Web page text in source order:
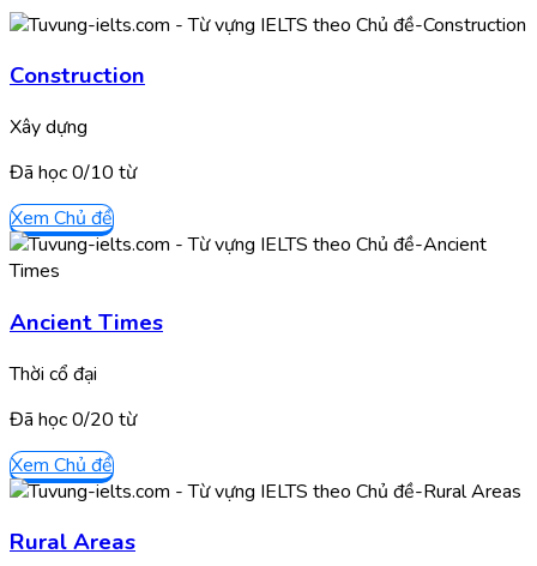
Construction
Xây dựng
Đã học0/10 từ
Xem Chủ đề
Ancient Times
Thời cổ đại
Đã học0/20 từ
Xem Chủ đề
Rural Areas